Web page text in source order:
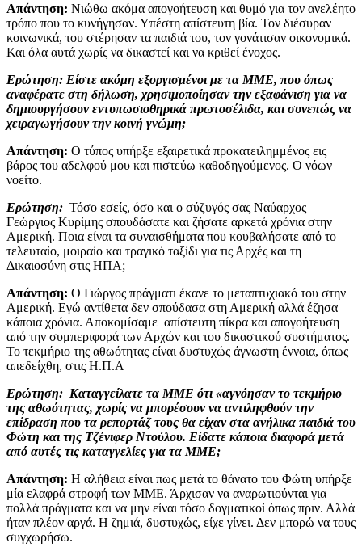
Απάντηση: Νιώθω ακόμα απογοήτευση και θυμό για τον ανελέητο
τρόπο που το κυνήγησαν. Υπέστη απίστευτη βία. Τον διέσυραν
κοινωνικά, του στέρησαν τα παιδιά του, τον γονάτισαν οικονομικά.
Και όλα αυτά χωρίς να δικαστεί και να κριθεί ένοχος.
Ερώτηση: Είστε ακόμη εξοργισμένοι με τα ΜΜΕ, που όπως
αναφέρατε στη δήλωση, χρησιμοποίησαν την εξαφάνιση για να
δημιουργήσουν εντυπωσιοθηρικά πρωτοσέλιδα, και συνεπώς να
χειραγωγήσουν την κοινή γνώμη;
Απάντηση: Ο τύπος υπήρξε εξαιρετικά προκατειλημμένος εις
βάρος του αδελφού μου και πιστεύω καθοδηγούμενος. Ο νόων
νοείτο.
Ερώτηση: Τόσο εσείς, όσο και ο σύζυγός σας Ναύαρχος
Γεώργιος Κυρίμης σπουδάσατε και ζήσατε αρκετά χρόνια στην
Αμερική. Ποια είναι τα συναισθήματα που κουβαλήσατε από το
τελευταίο, μοιραίο και τραγικό ταξίδι για τις Αρχές και τη
Δικαιοσύνη στις ΗΠΑ;
Απάντηση: Ο Γιώργος πράγματι έκανε το μεταπτυχιακό του στην
Αμερική. Εγώ αντίθετα δεν σπούδασα στη Αμερική αλλά έζησα
κάποια χρόνια. Αποκομίσαμε απίστευτη πίκρα και απογοήτευση
από την συμπεριφορά των Αρχών και του δικαστικού συστήματος.
Το τεκμήριο της αθωότητας είναι δυστυχώς άγνωστη έννοια, όπως
απεδείχθη, στις Η.Π.Α
Ερώτηση: Καταγγείλατε τα ΜΜΕ ότι «αγνόησαν τo τεκμήριο
της αθωότητας, χωρίς να μπορέσουν να αντιληφθούν την
επίδραση που τα ρεπορτάζ τους θα είχαν στα ανήλικα παιδιά του
Φώτη και της Τζένιφερ Ντούλου. Είδατε κάποια διαφορά μετά
από αυτές τις καταγγελίες για τα ΜΜΕ;
Απάντηση: Η αλήθεια είναι πως μετά το θάνατο του Φώτη υπήρξε
μία ελαφρά στροφή των ΜΜΕ. Άρχισαν να αναρωτιούνται για
πολλά πράγματα και να μην είναι τόσο δογματικοί όπως πριν. Αλλά
ήταν πλέον αργά. Η ζημιά, δυστυχώς, είχε γίνει. Δεν μπορώ να τους
συγχωρήσω.